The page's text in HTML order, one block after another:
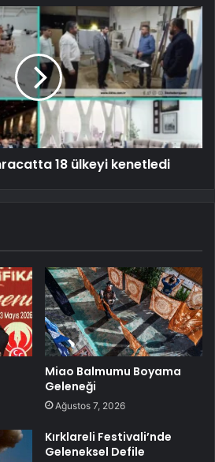
18 ülkeyi kenetledi
Miao Balmumu Boyama
Geleneği
Ağustos 7, 2026
Kırklareli Festivali’nde
Geleneksel Defile